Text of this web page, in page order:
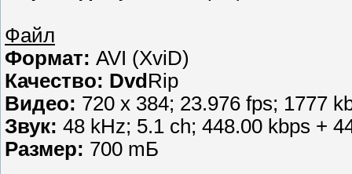
Файл
Формат: AVI (XviD)
Качество: Dvd Rip
Видео: 720 x 384; 23.976 fps; 1777
Звук: 48 kHz; 5.1 ch; 448.00 kbps +
Размер: 700 mБ